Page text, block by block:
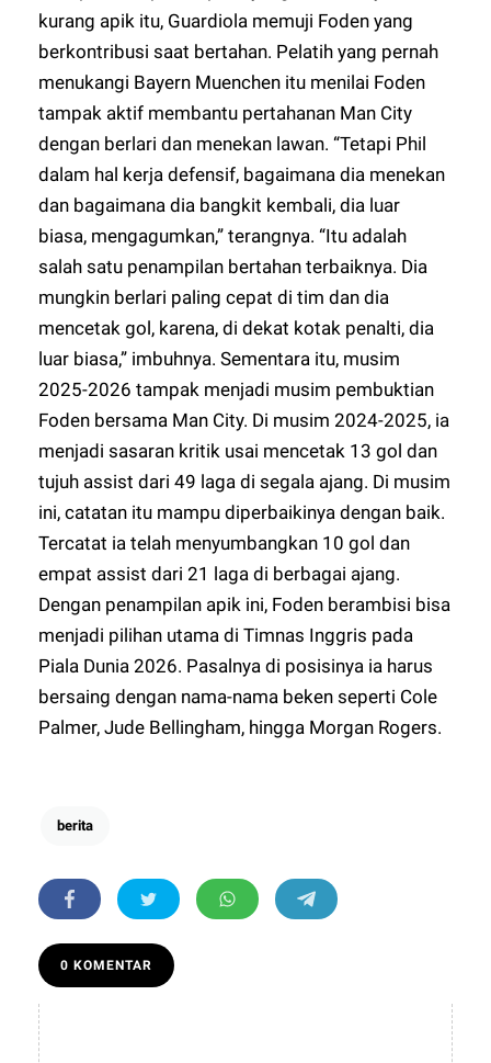
kurang apik itu, Guardiola memuji Foden yang
berkontribusi saat bertahan. Pelatih yang pernah
menukangi Bayern Muenchen itu menilai Foden
tampak aktif membantu pertahanan Man City
dengan berlari dan menekan lawan. “Tetapi Phil
dalam hal kerja defensif, bagaimana dia menekan
dan bagaimana dia bangkit kembali, dia luar
biasa, mengagumkan,” terangnya. “Itu adalah
salah satu penampilan bertahan terbaiknya. Dia
mungkin berlari paling cepat di tim dan dia
mencetak gol, karena, di dekat kotak penalti, dia
luar biasa,” imbuhnya. Sementara itu, musim
2025-2026 tampak menjadi musim pembuktian
Foden bersama Man City. Di musim 2024-2025, ia
menjadi sasaran kritik usai mencetak 13 gol dan
tujuh assist dari 49 laga di segala ajang. Di musim
ini, catatan itu mampu diperbaikinya dengan baik.
Tercatat ia telah menyumbangkan 10 gol dan
empat assist dari 21 laga di berbagai ajang.
Dengan penampilan apik ini, Foden berambisi bisa
menjadi pilihan utama di Timnas Inggris pada
Piala Dunia 2026. Pasalnya di posisinya ia harus
bersaing dengan nama-nama beken seperti Cole
Palmer, Jude Bellingham, hingga Morgan Rogers.
berita
0 KOMENTAR